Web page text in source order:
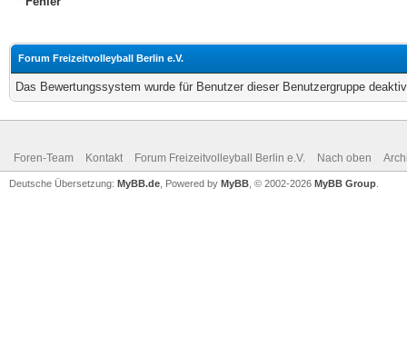
Forum Freizeitvolleyball Berlin e.V.
Das Bewertungssystem wurde für Benutzer dieser Benutzergruppe
Foren-Team Kontakt Forum Freizeitvolleyball Berlin e.V. Nach oben
Deutsche Übersetzung: MyBB.de , Powered by MyBB , © 2002-2026 MyBB Group